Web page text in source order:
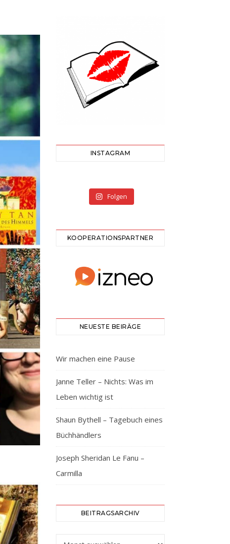
INSTAGRAM
Folgen
KOOPERATIONSPARTNER
NEUESTE BEIRÄGE
Wir machen eine Pause
Janne Teller – Nichts: Was im
Leben wichtig ist
Shaun Bythell – Tagebuch eines
Büchhändlers
Joseph Sheridan Le Fanu –
Carmilla
BEITRAGSARCHIV